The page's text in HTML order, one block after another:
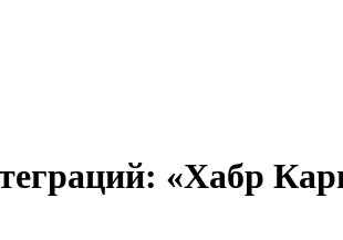
«Хабр